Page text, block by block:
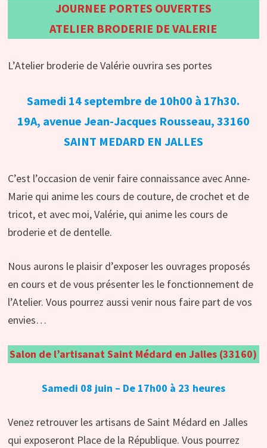
JOURNEE PORTES OUVERTES
ATELIER BRODERIE DE VALERIE
L’Atelier broderie de Valérie ouvrira ses portes
Samedi 14 septembre de 10h00 à 17h30.
19A, avenue Jean-Jacques Rousseau, 33160
SAINT MEDARD EN JALLES
C’est l’occasion de venir faire connaissance avec Anne-
Marie qui anime les cours de couture, de crochet et de
tricot, et avec moi, Valérie, qui anime les cours de
broderie et de dentelle.
Nous aurons le plaisir d’exposer les ouvrages proposés
en cours et de vous présenter les le fonctionnement de
l’Atelier. Vous pourrez aussi venir nous faire part de vos
envies…
Salon de l’artisanat Saint Médard en Jalles (33160)
Samedi 08 juin – De 17h00 à 23 heures
Venez retrouver les artisans de Saint Médard en Jalles
qui exposeront Place de la République. Vous pourrez